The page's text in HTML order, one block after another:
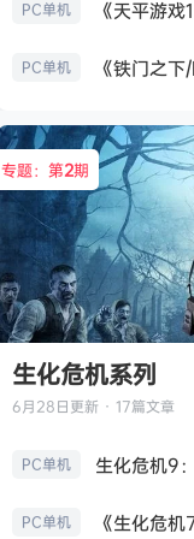
PC单机
PC单机 《铁门之
专题：第2期
生化危机系列
6月28日更新 · 17篇文章
PC单机
PC单机